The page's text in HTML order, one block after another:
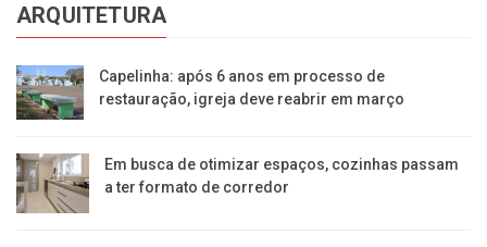
ARQUITETURA
Capelinha: após 6 anos em processo de
restauração, igreja deve reabrir em março
Em busca de otimizar espaços, cozinhas passam
a ter formato de corredor